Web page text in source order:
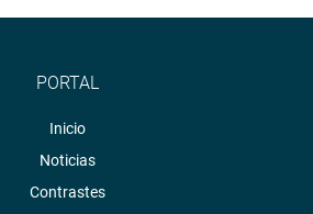
PORTAL
Inicio
Noticias
Contrastes